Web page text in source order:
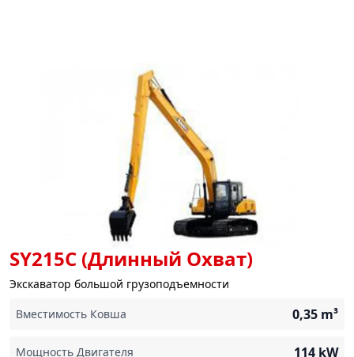
SY215C (Длинный Охват)
Экскаватор большой грузоподъемности
Вместимость Ковша
0,35 m³
Мощность Двигателя 114 kW